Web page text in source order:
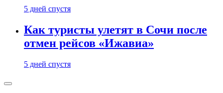
5 дней спустя
Как туристы улетят в Сочи после
отмен рейсов «Ижавиа»
5 дней спустя